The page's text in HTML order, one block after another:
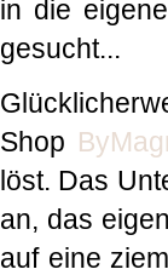
in die
gesucht...
Shop
löst. Das
an, das
auf eine